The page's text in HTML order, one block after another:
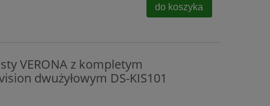
do koszyka
VERONA z kompletym
dwużyłowym DS-KIS101